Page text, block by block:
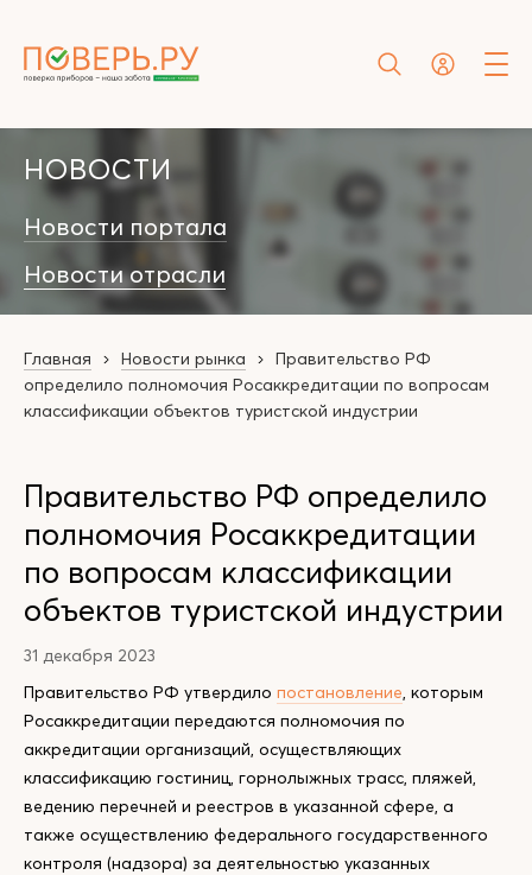
НОВОСТИ
Новости портала
Новости отрасли
Главная Новости рынка
Правительство РФ
определило полномочия Росаккредитации по вопросам
классификации объектов туристской индустрии
Правительство РФ определило
полномочия Росаккредитации
по вопросам классификации
объектов туристской индустрии
31 декабря 2023
Правительство РФ утвердило постановление, которым
Росаккредитации передаются полномочия по
аккредитации организаций, осуществляющих
классификацию гостиниц, горнолыжных трасс, пляжей,
ведению перечней и реестров в указанной сфере, а
также осуществлению федерального государственного
контроля (надзора) за деятельностью указанных